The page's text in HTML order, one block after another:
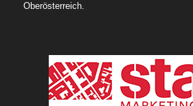
Oberösterreich.